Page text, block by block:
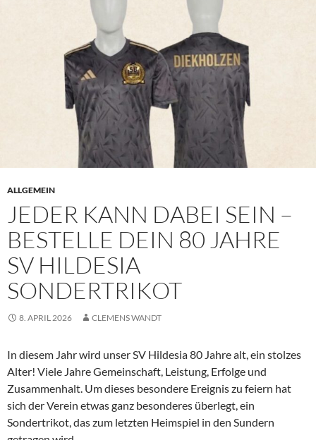
ALLGEMEIN
JEDER KANN DABEI SEIN –
BESTELLE DEIN 80 JAHRE
SV HILDESIA
SONDERTRIKOT
8. APRIL 2026 CLEMENS WANDT
In diesem Jahr wird unser SV Hildesia 80 Jahre alt, ein stolzes
Alter! Viele Jahre Gemeinschaft, Leistung, Erfolge und
Zusammenhalt. Um dieses besondere Ereignis zu feiern hat
sich der Verein etwas ganz besonderes überlegt, ein
Sondertrikot, das zum letzten Heimspiel in den Sundern